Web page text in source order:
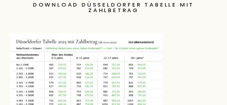
DOWNLOAD DÜSSELDORFER TABELLE MIT
ZAHLBETRAG